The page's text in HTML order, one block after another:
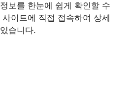
보를 한눈에 쉽게 확인할 수
이트에 직접 접속하여 상세
습니다.